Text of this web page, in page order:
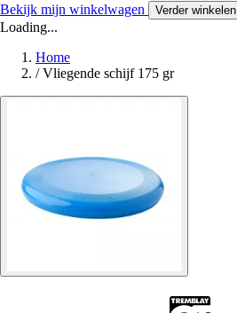
Bekijk mijn winkelwagen Verder winkelen
Loading...
Home
/ Vliegende schijf 175 gr